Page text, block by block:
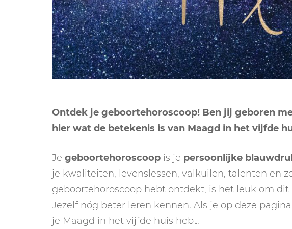
NEPTUNUS
PLUTO
CHIRON
ORAKEL
SPIRIT
Ontdek je geboortehoroscoop! Ben jij geboren
hier wat de betekenis is van Maagd in het vijfde
Je geboortehoroscoop is je persoonlijke
je kwaliteiten, levenslessen, valkuilen, talenten en
geboortehoroscoop hebt ontdekt, is het leuk om
Jezelf nóg beter leren kennen. Als je op deze
je Maagd in het vijfde huis hebt.